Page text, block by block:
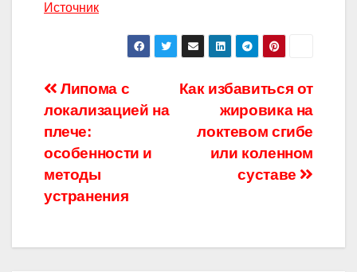
Источник
Навигация
по
записям
Как избавиться от
жировика на
локтевом сгибе
или коленном
суставе
Липома с
локализацией на
плече:
особенности и
методы
устранения